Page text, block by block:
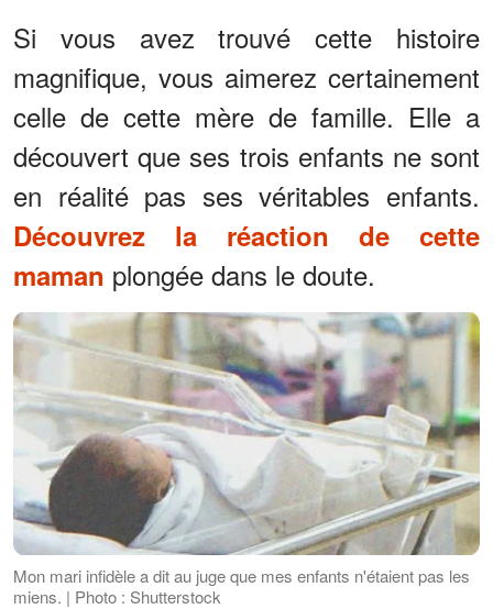
Si vous avez trouvé cette histoire
magnifique, vous aimerez certainement
celle de cette mère de famille. Elle a
découvert que ses trois enfants ne sont
en réalité pas ses véritables enfants.
Découvrez la réaction de cette
maman plongée dans le doute.
Mon mari infidèle a dit au juge que mes enfants n'étaient pas les
miens. | Photo : Shutterstock